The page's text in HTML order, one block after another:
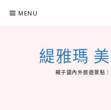
MENU
緹雅瑪
親子國內外旅遊景點